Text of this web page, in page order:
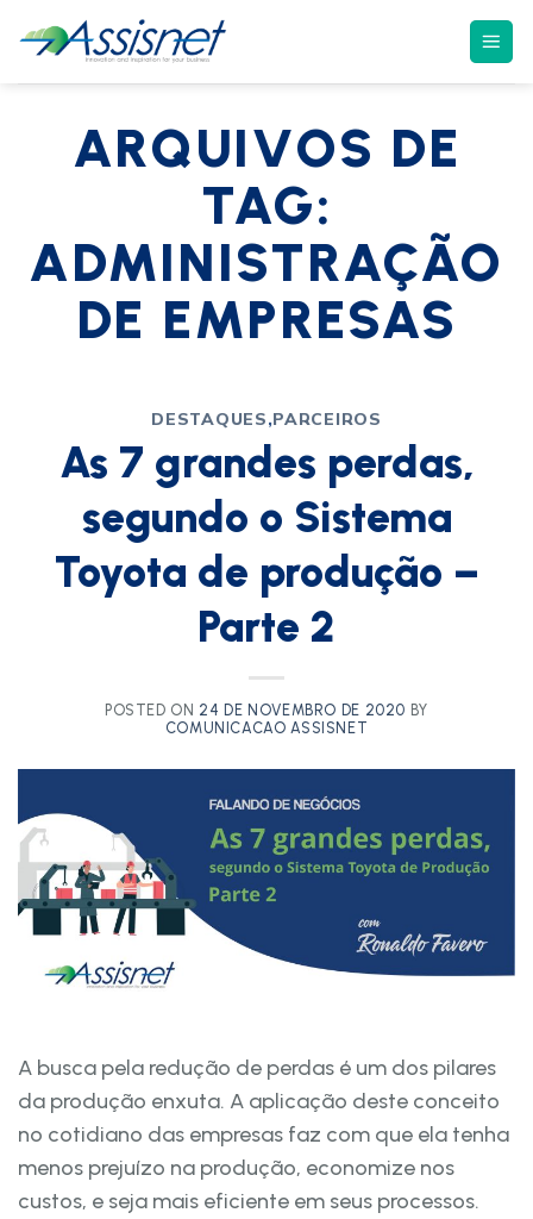
ARQUIVOS DE
TAG:
ADMINISTRAÇÃO
DE EMPRESAS
DESTAQUES,PARCEIROS
As 7 grandes perdas,
segundo o Sistema
Toyota de produção –
Parte 2
POSTED ON 24 DE NOVEMBRO DE 2020 BY
COMUNICACAO ASSISNET
A busca pela redução de perdas é um dos pilares
da produção enxuta. A aplicação deste conceito
no cotidiano das empresas faz com que ela tenha
menos prejuízo na produção, economize nos
custos, e seja mais eficiente em seus processos.